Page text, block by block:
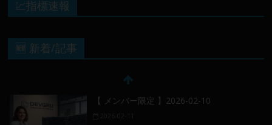
💹指標速報
🆕 新着/記事
【 メンバー限定 】2026-02-10